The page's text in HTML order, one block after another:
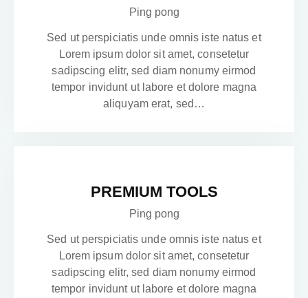
Ping pong
Sed ut perspiciatis unde omnis iste natus et
Lorem ipsum dolor sit amet, consetetur
sadipscing elitr, sed diam nonumy eirmod
tempor invidunt ut labore et dolore magna
aliquyam erat, sed…
PREMIUM TOOLS
Ping pong
Sed ut perspiciatis unde omnis iste natus et
Lorem ipsum dolor sit amet, consetetur
sadipscing elitr, sed diam nonumy eirmod
tempor invidunt ut labore et dolore magna